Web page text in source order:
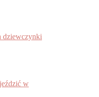
dziewczynki
w